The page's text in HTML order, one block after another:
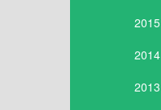
2015
2014
2013